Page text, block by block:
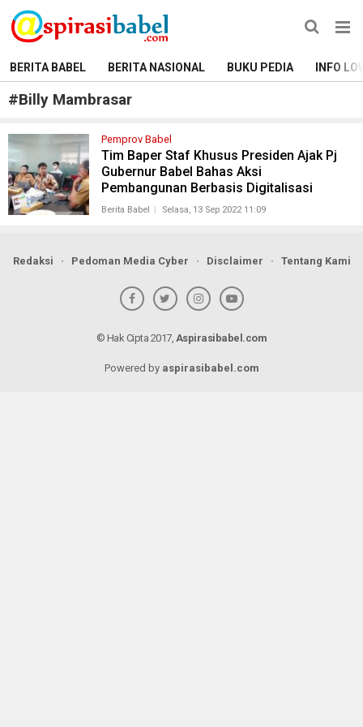
BERITA BABEL BERITA NASIONAL BUKU PEDIA INFO
#Billy Mambrasar
Pemprov Babel
Tim Baper Staf Khusus Presiden Ajak Pj
Gubernur Babel Bahas Aksi
Pembangunan Berbasis Digitalisasi
Berita Babel Selasa, 13 Sep 2022 11:09
Redaksi Pedoman Media Cyber Disclaimer Tentang Kami
© Hak Cipta 2017, Aspirasibabel.com
Powered by aspirasibabel.com